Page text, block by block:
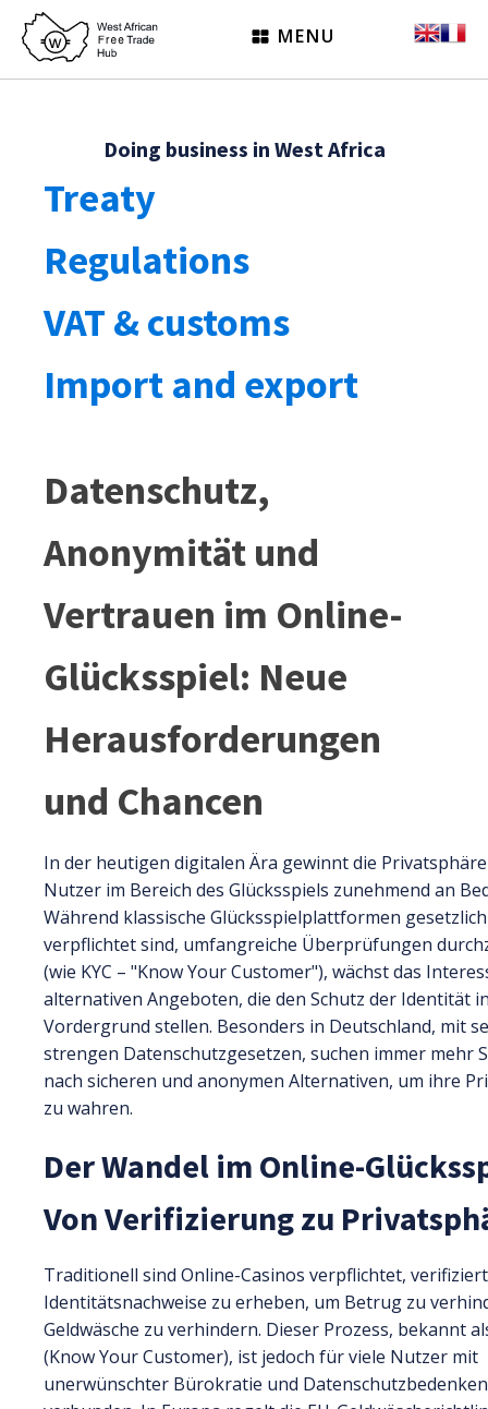
MENU
Doing business in West Africa
Treaty
Regulations
VAT & customs
Import and export
Datenschutz,
Anonymität und
Vertrauen im Online-
Glücksspiel: Neue
Herausforderungen
und Chancen
In der heutigen digitalen Ära gewinnt die
Nutzer im Bereich des Glücksspiels zunehmend an
Während klassische Glücksspielplattformen gesetzlich
verpflichtet sind, umfangreiche Überprüfungen
(wie KYC – "Know Your Customer"), wächst das
alternativen Angeboten, die den Schutz der Identität
Vordergrund stellen. Besonders in Deutschland, mit
strengen Datenschutzgesetzen, suchen immer mehr
nach sicheren und anonymen Alternativen, um ihre
zu wahren.
Der Wandel im Online-
Von Verifizierung zu
Traditionell sind Online-Casinos verpflichtet,
Identitätsnachweise zu erheben, um Betrug zu
Geldwäsche zu verhindern. Dieser Prozess, bekannt
(Know Your Customer), ist jedoch für viele Nutzer mit
unerwünschter Bürokratie und Datenschutzbedenken